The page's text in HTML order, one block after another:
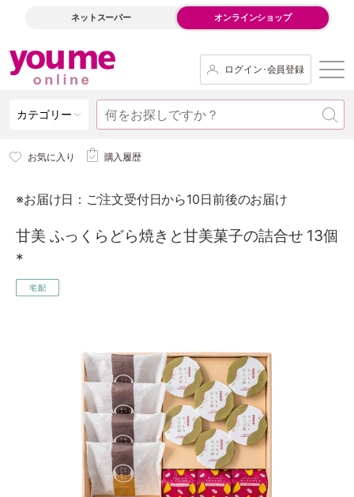
ネットスーパー オンラインショップ
ログイン･会員登録
カテゴリー
お気に入り 購入履歴
※お届け日：ご注文受付日から10日前後のお届け
甘美 ふっくらどら焼きと甘美菓子の詰合せ 13個
*